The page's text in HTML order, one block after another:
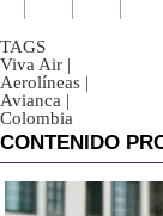
TAGS
Viva Air |
Aerolíneas |
Avianca |
Colombia